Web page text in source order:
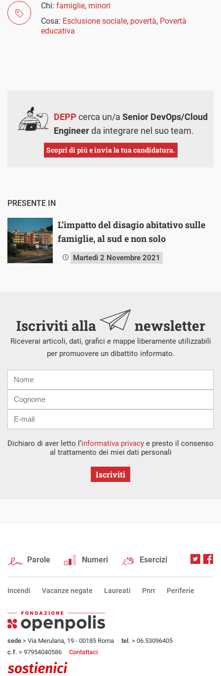
Chi: famiglie, minori
Cosa: Esclusione sociale, povertà, Povertà
educativa
DEPP cerca un/a Senior DevOps/Cloud
Engineerda integrare nel suo team.
Scopri di più e invia la tua candidatura.
PRESENTE IN
L’impatto del disagio abitativo sulle
famiglie, al sud e non solo
Martedì 2 Novembre 2021
Iscriviti alla newsletter
Riceverai articoli, dati, grafici e mappe liberamente utilizzabili
per promuovere un dibattito informato.
mail
Dichiaro di aver letto l’informativa privacy e presto il consenso
al trattamento dei miei dati personali
Iscriviti
Parole Numeri Esercizi
Incendi Vacanze negate Laureati Pnrr Periferie
sede > Via Merulana, 19 - 00185 Roma tel. > 06.53096405
c.f. > 97954040586 Contattaci